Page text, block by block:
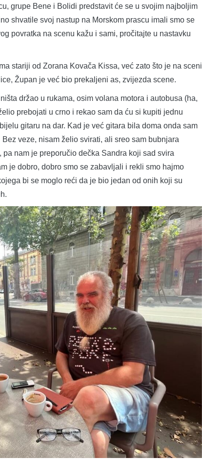
grupe Bene i Bolidi predstavit će se u svojim najboljim
shvatile svoj nastup na Morskom prascu imali smo se
povratka na scenu kažu i sami, pročitajte u nastavku
stariji od Zorana Kovača Kissa, već zato što je na sceni
Župan je već bio prekaljeni as, zvijezda scene.
držao u rukama, osim volana motora i autobusa (ha,
prebojati u crno i rekao sam da ću si kupiti jednu
gitaru na dar. Kad je već gitara bila doma onda sam
veze, nisam želio svirati, ali sreo sam bubnjara
nam je preporučio dečka Sandra koji sad svira
je dobro, dobro smo se zabavljali i rekli smo hajmo
bi se moglo reći da je bio jedan od onih koji su